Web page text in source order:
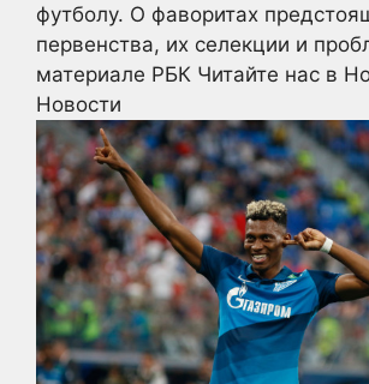
футболу. О фаворитах
первенства, их селекции и
материале РБК Читайте нас в
Новости